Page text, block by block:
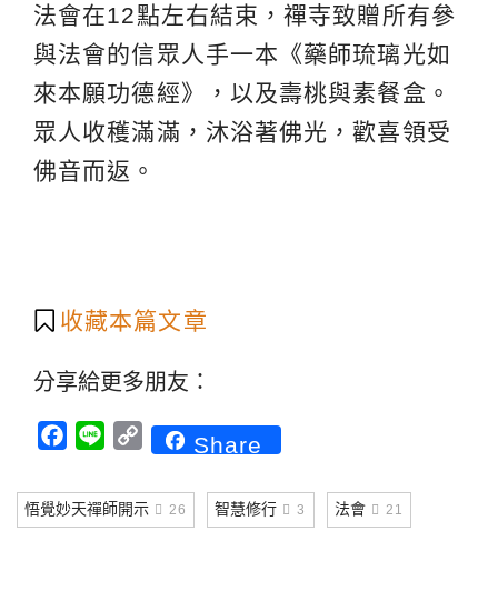
法會在12點左右結束，禪寺致贈所有參
與法會的信眾人手一本《藥師琉璃光如
來本願功德經》，以及壽桃與素餐盒。
眾人收穫滿滿，沐浴著佛光，歡喜領受
佛音而返。
收藏本篇文章
分享給更多朋友：
Facebook
Line CopyShare
悟覺妙天禪師開示 26 智慧修行 3 法會 21